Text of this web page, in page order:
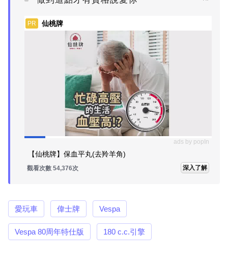
PR 仙桃牌
ads by popIn
【仙桃牌】保血平丸(去羚羊角)
觀看次數 54,401次 深入了解
愛玩車 偉士牌 Vespa
Vespa 80周年特仕版 180 c.c.引擎